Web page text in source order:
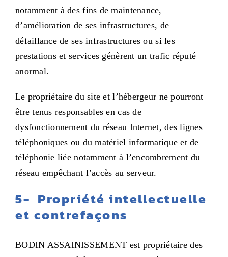
notamment à des fins de maintenance,
d’amélioration de ses infrastructures, de
défaillance de ses infrastructures ou si les
prestations et services génèrent un trafic réputé
anormal.
Le propriétaire du site et l’hébergeur ne pourront
être tenus responsables en cas de
dysfonctionnement du réseau Internet, des lignes
téléphoniques ou du matériel informatique et de
téléphonie liée notamment à l’encombrement du
réseau empêchant l’accès au serveur.
5- Propriété intellectuelle
et contrefaçons
BODIN ASSAINISSEMENT est propriétaire des